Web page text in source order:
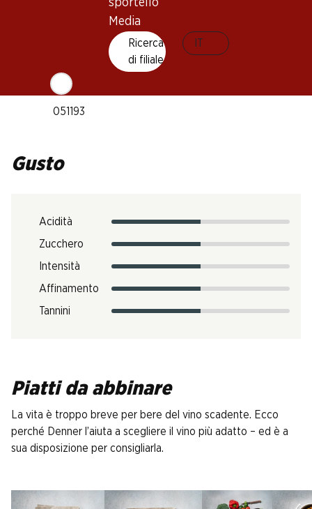
sportello
Media
Ricerca
di filiale
Temperatura di beva
Impronta di CO2
7 kg
N. Art.
051193
Gusto
Acidità
Zucchero
Intensità
Affinamento
Tannini
Piatti da abbinare
La vita è troppo breve per bere del vino scadente. Ecco
perché Denner l’aiuta a scegliere il vino più adatto – ed è a
sua disposizione per consigliarla.